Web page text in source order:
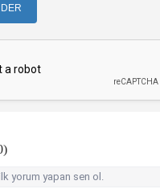
yorum yapan sen ol.